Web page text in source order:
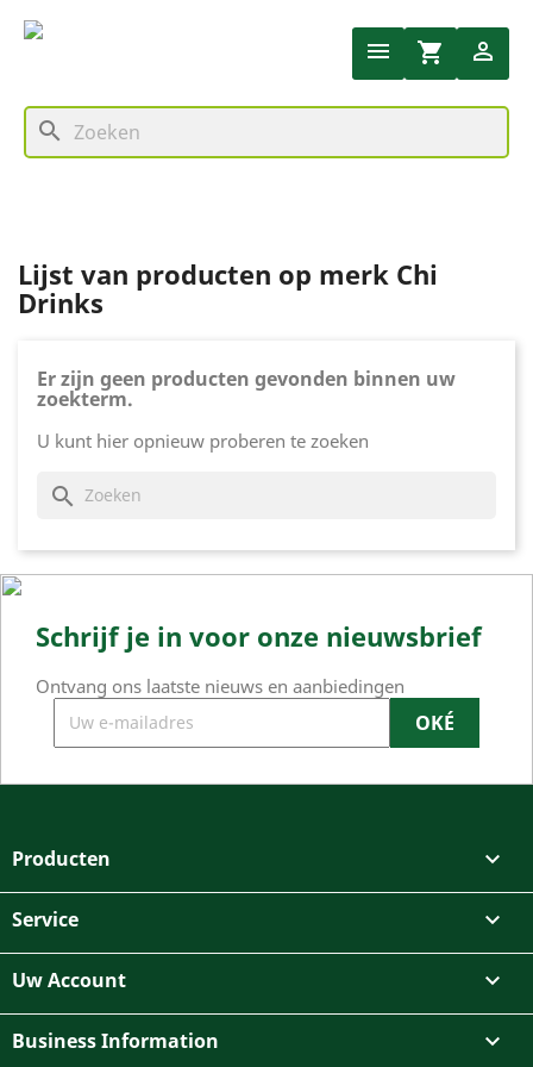
 shopping_cart 
search
Lijst van producten op merk Chi
Drinks
Er zijn geen producten gevonden binnen uw
zoekterm.
U kunt hier opnieuw proberen te zoeken
search
Schrijf je in voor onze nieuwsbrief
Ontvang ons laatste nieuws en aanbiedingen
Producten 
Service 
Uw Account 
Business Information 